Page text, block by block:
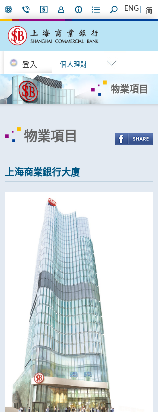
ENG 简
登入 個人理財
物業項目
物業項目
上海商業銀行大廈